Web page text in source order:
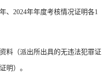
、2024年年度考核情况证明各1
料（派出所出具的无违法犯罪证
明）。